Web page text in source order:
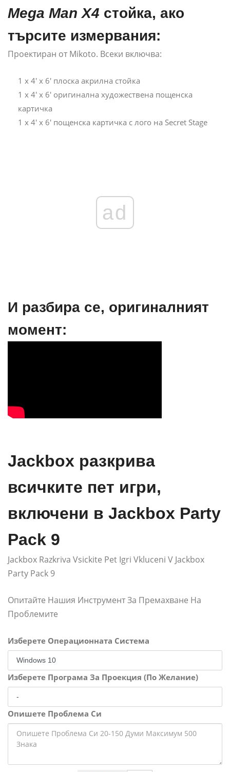
Mega Man X4 стойка, ако
търсите измервания:
Проектиран от Mikoto. Всеки включва:
1 x 4' x 6' плоска акрилна стойка
1 x 4' x 6' оригинална художествена пощенска
картичка
1 x 4' x 6' пощенска картичка с лого на Secret Stage
ad
И разбира се, оригиналният
момент:
Jackbox разкрива
всичките пет игри,
включени в Jackbox Party
Pack 9
Jackbox Razkriva Vsickite Pet Igri Vkluceni V Jackbox
Party Pack 9
Опитайте Нашия Инструмент За Премахване На
Проблемите
Изберете Операционната Система
Изберете Програма За Проекция (По Желание)
Опишете Проблема Си